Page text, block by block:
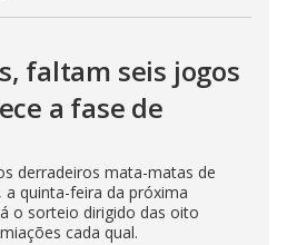
faltam seis jogos
a fase de
derradeiros mata-matas de
a quinta-feira da próxima
o sorteio dirigido das oito
cada qual.